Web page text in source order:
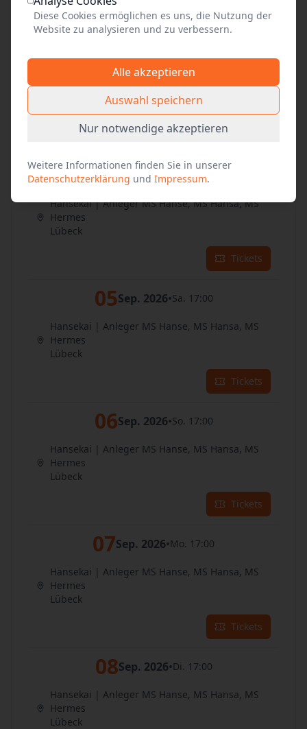
Tickets
03
Hansekai | Anleger MS Hanse, MS Hansa, MS
04Sep. 2026•Fr. 17:00
Hansekai | Anleger MS Hanse, MS Hansa, MS
Hermes
Lübeck
Tickets
05Sep. 2026•Sa. 17:00
Hansekai | Anleger MS Hanse, MS Hansa, MS
Hermes
Lübeck
Tickets
06Sep. 2026•So. 17:00
Hansekai | Anleger MS Hanse, MS Hansa, MS
Hermes
Lübeck
Tickets
07Sep. 2026•Mo. 17:00
Hansekai | Anleger MS Hanse, MS Hansa, MS
Hermes
Lübeck
Tickets
08Sep. 2026•Di. 17:00
Hansekai | Anleger MS Hanse, MS Hansa, MS
Hermes
Lübeck
Diese Cookies ermöglichen es uns, die Nutzung der
Website zu analysieren und zu verbessern.
Alle akzeptieren
Auswahl speichern
Nur notwendige akzeptieren
Weitere Informationen finden Sie in unserer
Datenschutzerklärung und Impressum.